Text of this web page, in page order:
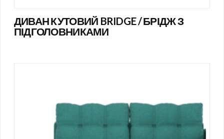
ДИВАН КУТОВИЙ BRIDGE / БРІДЖ З
ПІДГОЛОВНИКАМИ